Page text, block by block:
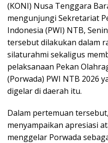
(KONI) Nusa Tenggara
mengunjungi Sekretariat
Indonesia (PWI) NTB,
tersebut dilakukan dalam
silaturahmi sekaligus
pelaksanaan Pekan
(Porwada) PWI NTB 2026
digelar di daerah itu.
Dalam pertemuan
menyampaikan apresiasi
menggelar Porwada